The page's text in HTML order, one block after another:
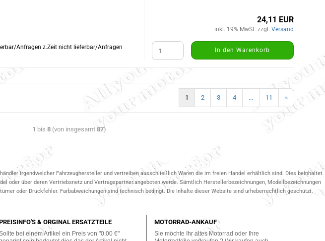
z.Zeit nicht lieferbar/Anfragen
24,11 EUR
inkl. 19% MwSt. zzgl. Versand
In den Warenkorb
1 2 3 4 ... 11 »
1 bis 8(von insgesamt 87)
irgendwelcher Fahrzeughersteller und vertreiben ausschließlich Waren die im freien Handel erhältlich sind. Dies beinhaltet
über deren Vertriebsnetz und Vertragspartner.angeboten werde. Sämtlich Herstellerbezeichnungen, Modellbezeichnungen
oder Druckfehler. Farbabweichungen sind technisch bedingt. Die Inhalte dieser Website sind urheberrechtlich geschützt.
& ORGINAL ERSATZTEILE
bei einem Artikel ein Preis von "0,00 €"
MOTORRAD-ANKAUF
Sie möchte Ihr altes Motorrad oder Ihre